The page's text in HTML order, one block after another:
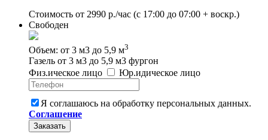
Стоимость от 2990 р./час (с 17:00 до 07:00 + воскр.)
Свободен
Объем: от 3 м3 до 5,9 м3
Газель от 3 м3 до 5,9 м3 фургон
Физ.ическое лицо Юр.идическое лицо
Я соглашаюсь на обработку персональных данных.
Соглашение
Заказать